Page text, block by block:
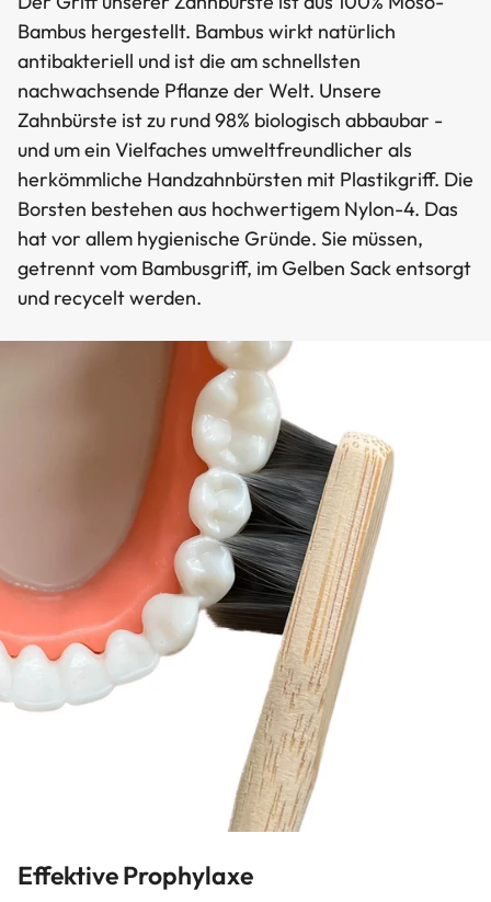
Bambus hergestellt. Bambus wirkt natürlich
antibakteriell und ist die am schnellsten
nachwachsende Pflanze der Welt. Unsere
Zahnbürste ist zu rund 98% biologisch abbaubar -
und um ein Vielfaches umweltfreundlicher als
herkömmliche Handzahnbürsten mit Plastikgriff. Die
Borsten bestehen aus hochwertigem Nylon-4. Das
hat vor allem hygienische Gründe. Sie müssen,
getrennt vom Bambusgriff, im Gelben Sack entsorgt
und recycelt werden.
Effektive Prophylaxe